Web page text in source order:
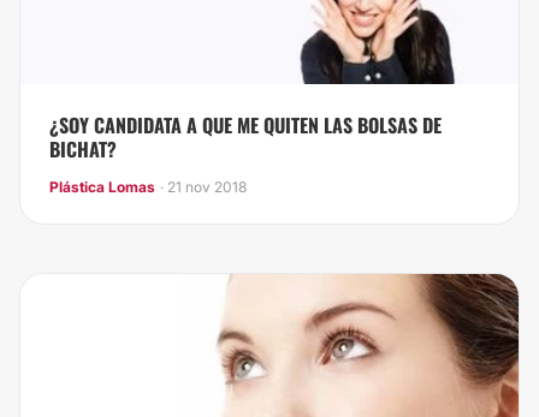
¿SOY CANDIDATA A QUE ME QUITEN LAS BOLSAS DE
BICHAT?
Plástica Lomas · 21 nov 2018